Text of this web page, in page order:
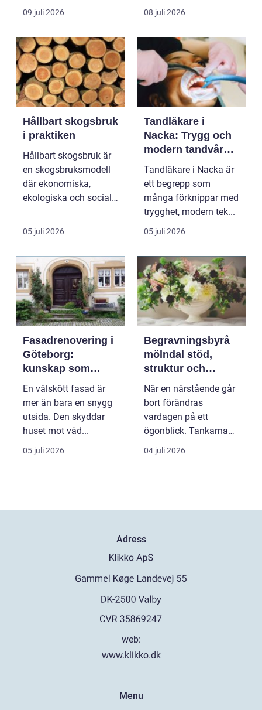
egen liten ...
09 juli 2026
hjälp i huv...
08 juli 2026
Hållbart skogsbruk
i praktiken
Hållbart skogsbruk är
en skogsbruksmodell
där ekonomiska,
ekologiska och sociala
...
05 juli 2026
Tandläkare i
Nacka: Trygg och
modern tandvård
nära dig
Tandläkare i Nacka är
ett begrepp som
många förknippar med
trygghet, modern tek...
05 juli 2026
Fasadrenovering i
Göteborg:
kunskap som
lönar sig på lång
En välskött fasad är
mer än bara en snygg
utsida. Den skyddar
huset mot väd...
05 juli 2026
Begravningsbyrå
mölndal stöd,
struktur och
omsorg när livet
förändras
När en närstående går
bort förändras
vardagen på ett
ögonblick. Tankarna
snurrar, känslorna
pendlar ...
04 juli 2026
Adress
web:
www.klikko.dk
Menu